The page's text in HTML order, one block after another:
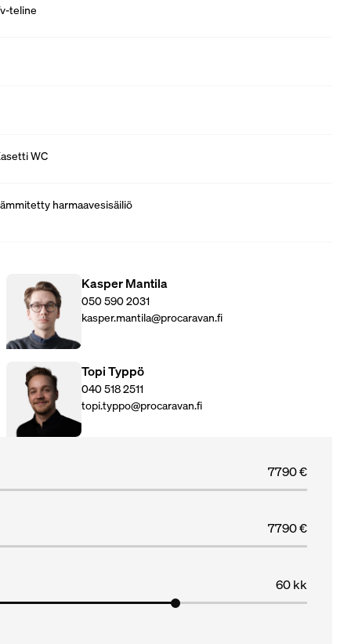
teline
WC
harmaavesisäiliö
Kasper Mantila
050 590 2031
kasper.mantila@procaravan.fi
Topi Typpö
040 518 2511
topi.typpo@procaravan.fi
7790 €
7790 €
60 kk